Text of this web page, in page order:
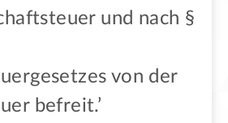
und nach §
von der
befreit.’